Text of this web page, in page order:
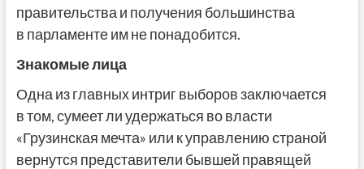
правительства и получения большинства
в парламенте им не понадобится.
Знакомые лица
Одна из главных интриг выборов заключается
в том, сумеет ли удержаться во власти
«Грузинская мечта» или к управлению страной
вернутся представители бывшей правящей